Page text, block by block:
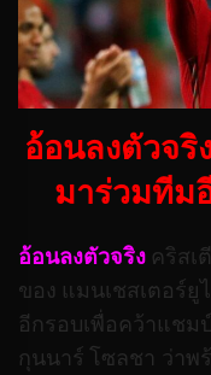
อ้อนลงตัวจริ
มาร่วมทีม
อ้อนลงตัวจริง คริสเ
ของ แมนเชสเตอร์ยู
อีกรอบเพื่อคว้าแชม
กุนนาร์ โซลชา ว่าพ